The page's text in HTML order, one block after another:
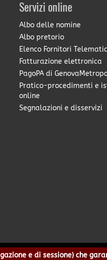
Servizi online
Albo delle nomine
Albo pretorio
Elenco Fornitori
Fatturazione elettronica
PagoPA di
Pratico-procedimenti e
online
Segnalazioni e disservizi
e di sessione) che